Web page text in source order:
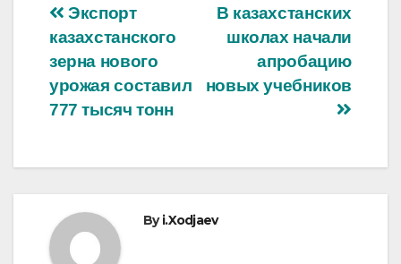
Post
navigation
В казахстанских
школах начали
апробацию
новых учебников
Экспорт
казахстанского
зерна нового
урожая составил
777 тысяч тонн
Byi.Xodjaev